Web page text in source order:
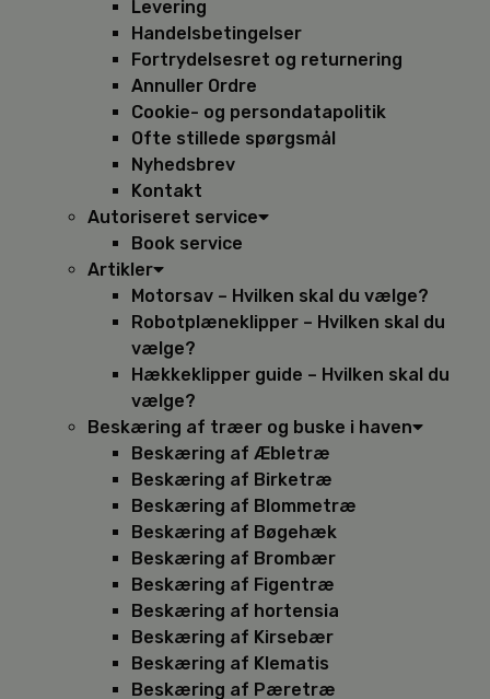
Levering
Handelsbetingelser
Fortrydelsesret og returnering
Annuller Ordre
Cookie- og persondatapolitik
Ofte stillede spørgsmål
Nyhedsbrev
Kontakt
Autoriseret service
Book service
Artikler
Motorsav – Hvilken skal du vælge?
Robotplæneklipper – Hvilken skal du
vælge?
Hækkeklipper guide – Hvilken skal du
vælge?
Beskæring af træer og buske i haven
Beskæring af Æbletræ
Beskæring af Birketræ
Beskæring af Blommetræ
Beskæring af Bøgehæk
Beskæring af Brombær
Beskæring af Figentræ
Beskæring af hortensia
Beskæring af Kirsebær
Beskæring af Klematis
Beskæring af Pæretræ